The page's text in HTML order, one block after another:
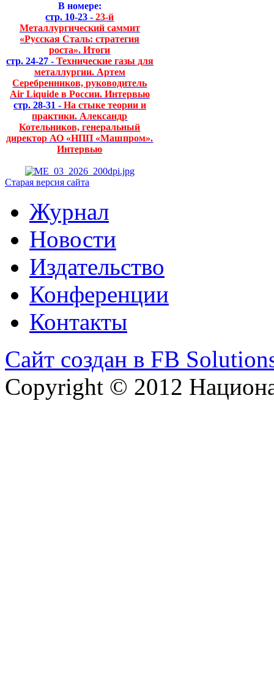
В номере:
стр. 10-23 - 23-й
Металлургический саммит
«Русская Сталь: стратегия
роста». Итоги
стр. 24-27 - Технические газы для
металлургии. Артем
Серебренников, руководитель
Air Liquide в России. Интервью
стр. 28-31 - На стыке теории и
практики. Александр
Котельников, генеральный
директор АО «НПП «Машпром».
Интервью
Старая версия сайта
Журнал
Новости
Издательство
Конференции
Контакты
Сайт создан в FB
Copyright © 2012